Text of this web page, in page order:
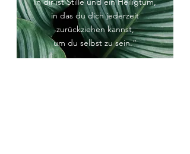
in das du dich jederzeit
zurückziehen kannst,
um du selbst zu sein.“